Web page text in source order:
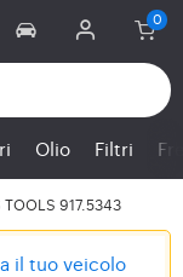
Olio Filtri
TOOLS 917.5343
il tuo veicolo